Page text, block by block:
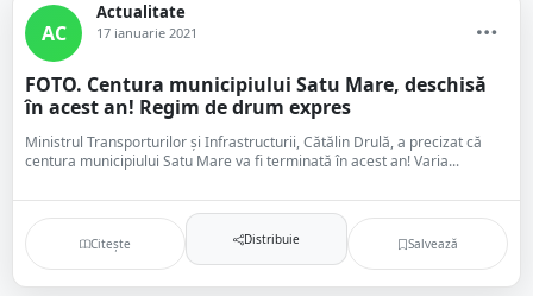
AC
Actualitate
17 ianuarie 2021
FOTO. Centura municipiului Satu Mare, deschisă
în acest an! Regim de drum expres
Ministrul Transporturilor şi Infrastructurii, Cătălin Drulă, a precizat că
centura municipiului Satu Mare va fi terminată în acest an! Varia...
Citește Distribuie Salvează